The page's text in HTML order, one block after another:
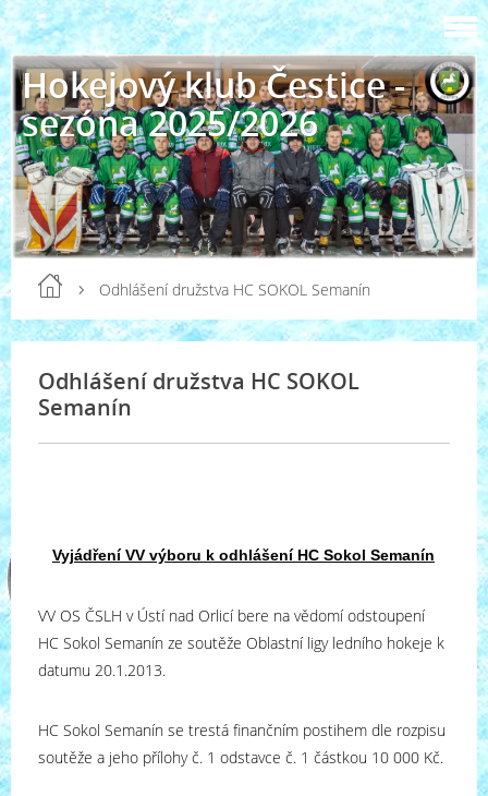
Hokejový klub Čestice -
sezóna 2025/2026
Odhlášení družstva HC SOKOL Semanín
Odhlášení družstva HC SOKOL
Semanín
Vyjádření VV výboru k odhlášení HC Sokol Semanín
VV OS ČSLH v Ústí nad Orlicí bere na vědomí odstoupení
HC Sokol Semanín ze soutěže Oblastní ligy ledního hokeje k
datumu 20.1.2013.
HC Sokol Semanín se trestá finančním postihem dle rozpisu
soutěže a jeho přílohy č. 1 odstavce č. 1 částkou 10 000 Kč.